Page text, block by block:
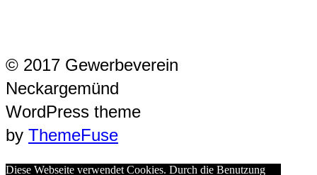
© 2017 Gewerbeverein
Neckargemünd
WordPress theme
by ThemeFuse
Diese Webseite verwendet Cookies. Durch die Benutzung